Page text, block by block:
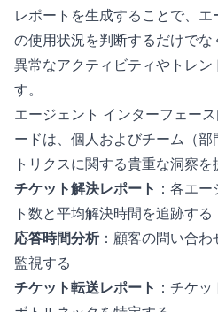
レポートを生成することで、
の使用状況を判断するだけで
異常なアクティビティやトレン
す。
エージェント インターフェー
ードは、個人およびチーム（部
トリクスに関する貴重な洞察を
チケット解決レポート ：各エ
ト数と平均解決時間を追跡する
応答時間分析：顧客の問い合わ
監視する
チケット転送レポート ：チケ